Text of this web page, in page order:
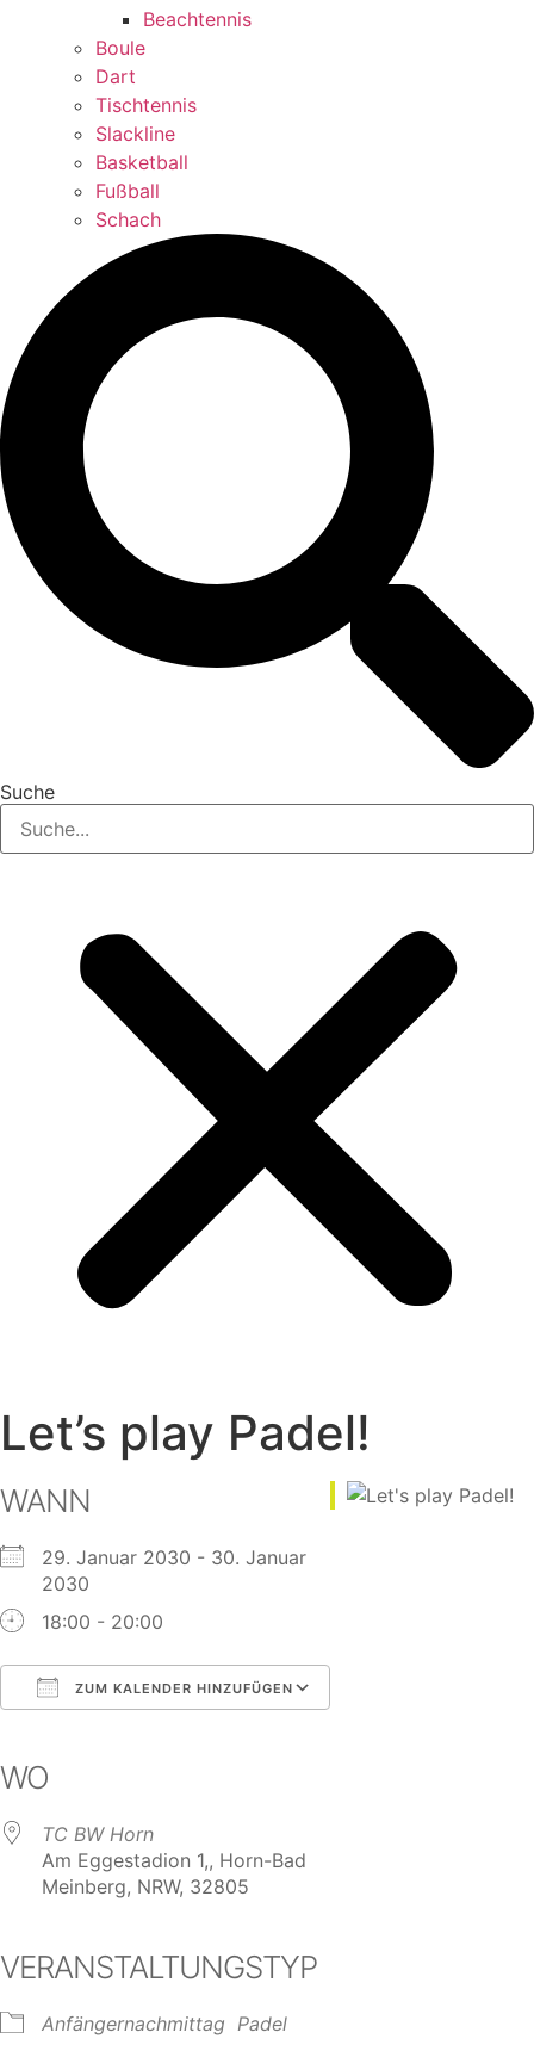
Beachtennis
Boule
Dart
Tischtennis
Slackline
Basketball
Fußball
Schach
Suche
Let’s play Padel!
WANN
29. Januar 2030 - 30. Januar
2030
18:00 - 20:00
ZUM KALENDER HINZUFÜGEN
WO
TC BW Horn
Am Eggestadion 1,, Horn-Bad
Meinberg, NRW, 32805
VERANSTALTUNGSTYP
Anfängernachmittag Padel